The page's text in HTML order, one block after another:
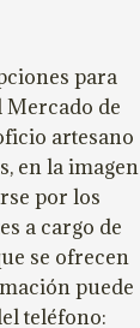
para
Mercado de
artesano
en la imagen
por los
a cargo de
se ofrecen
puede
teléfono: